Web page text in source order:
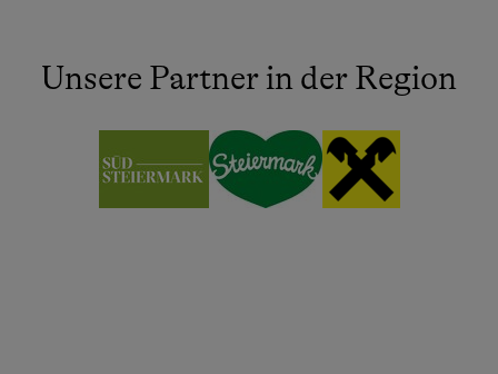
Unsere Partner in der Region